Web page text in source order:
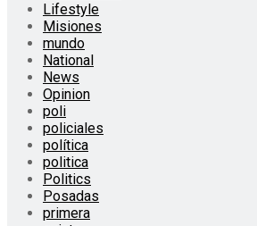
Lifestyle
Misiones
mundo
National
News
Opinion
poli
policiales
política
politica
Politics
Posadas
primera